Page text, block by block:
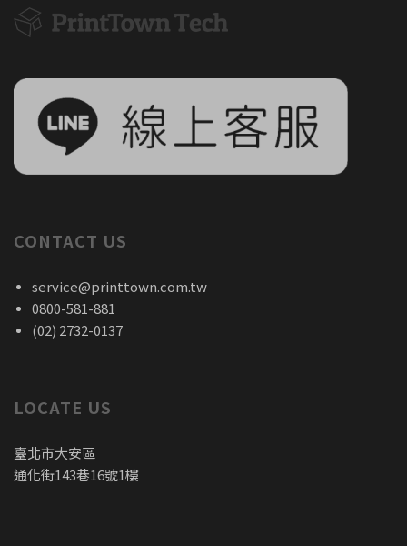
CONTACT US
service@printtown.com.tw
0800-581-881
(02) 2732-0137
LOCATE US
臺北市大安區
通化街143巷16號1樓